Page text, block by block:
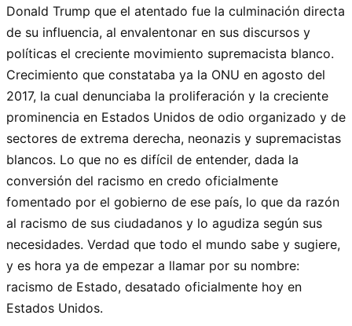
Donald Trump que el atentado fue la culminación directa
de su influencia, al envalentonar en sus discursos y
políticas el creciente movimiento supremacista blanco.
Crecimiento que constataba ya la ONU en agosto del
2017, la cual denunciaba la proliferación y la creciente
prominencia en Estados Unidos de odio organizado y de
sectores de extrema derecha, neonazis y supremacistas
blancos. Lo que no es difícil de entender, dada la
conversión del racismo en credo oficialmente
fomentado por el gobierno de ese país, lo que da razón
al racismo de sus ciudadanos y lo agudiza según sus
necesidades. Verdad que todo el mundo sabe y sugiere,
y es hora ya de empezar a llamar por su nombre:
racismo de Estado, desatado oficialmente hoy en
Estados Unidos.